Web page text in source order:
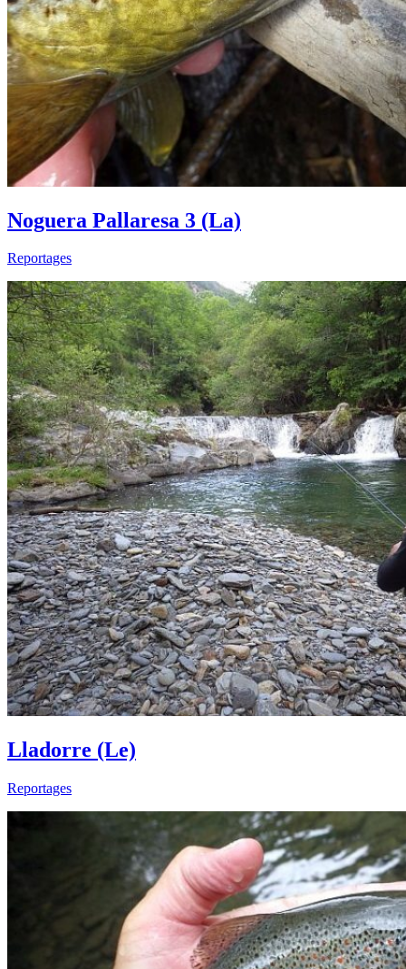
Noguera Pallaresa 3 (La)
Reportages
Lladorre (Le)
Reportages